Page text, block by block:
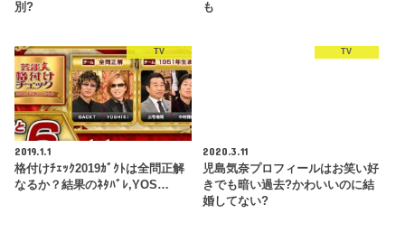
別?
も
TV
2019.1.1
格付けﾁｪｯｸ2019ｶﾞｸﾄは全問正解
なるか？結果のﾈﾀﾊﾞﾚ,YOS…
TV
2020.3.11
児島気奈プロフィールはお笑い好
きでも暗い過去?かわいいのに結
婚してない?